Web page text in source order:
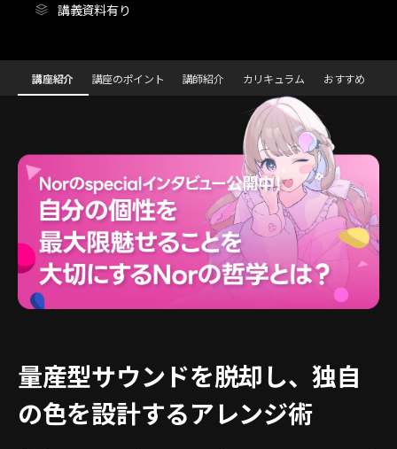
講義資料有り
[Class+]量産型かわいいは卒業！もっとおめかしサウンドア
Configuration Information Shortcuts
講座紹介 講座のポイント 講師紹介 カリキュラム おすすめ
量産型サウンドを脱却し、独自
の色を設計するアレンジ術